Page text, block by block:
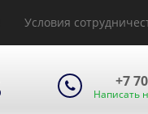
Условия
+7
Написать